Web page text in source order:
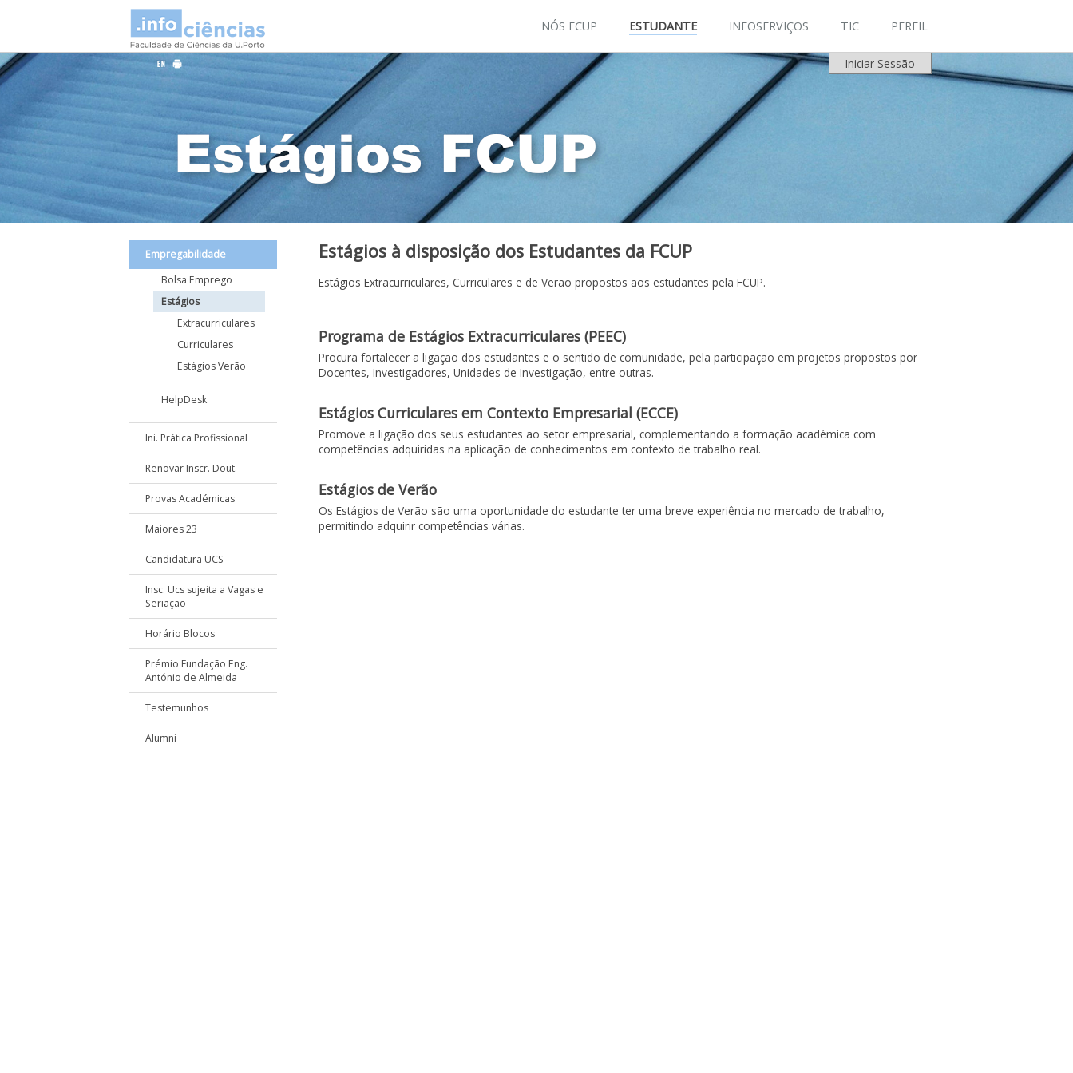
NÓS FCUP ESTUDANTE INFOSERVIÇOS TIC PERFIL
Iniciar Sessão
Empregabilidade
Bolsa Emprego
Estágios
Extracurriculares
Curriculares
Estágios Verão
HelpDesk
Ini. Prática Profissional
Renovar Inscr. Dout.
Provas Académicas
Maiores 23
Candidatura UCS
Insc. Ucs sujeita a Vagas e
Seriação
Horário Blocos
Prémio Fundação Eng.
António de Almeida
Testemunhos
Alumni
Estágios à disposição dos Estudantes da FCUP
Estágios Extracurriculares, Curriculares e de Verão propostos aos estudantes pela FCUP.
Programa de Estágios Extracurriculares (PEEC)
Procura fortalecer a ligação dos estudantes e o sentido de comunidade, pela participação em projetos propostos por
Docentes, Investigadores, Unidades de Investigação, entre outras.
Estágios Curriculares em Contexto Empresarial (ECCE)
Promove a ligação dos seus estudantes ao setor empresarial, complementando a formação académica com
competências adquiridas na aplicação de conhecimentos em contexto de trabalho real.
Estágios de Verão
Os Estágios de Verão são uma oportunidade do estudante ter uma breve experiência no mercado de trabalho,
permitindo adquirir competências várias.